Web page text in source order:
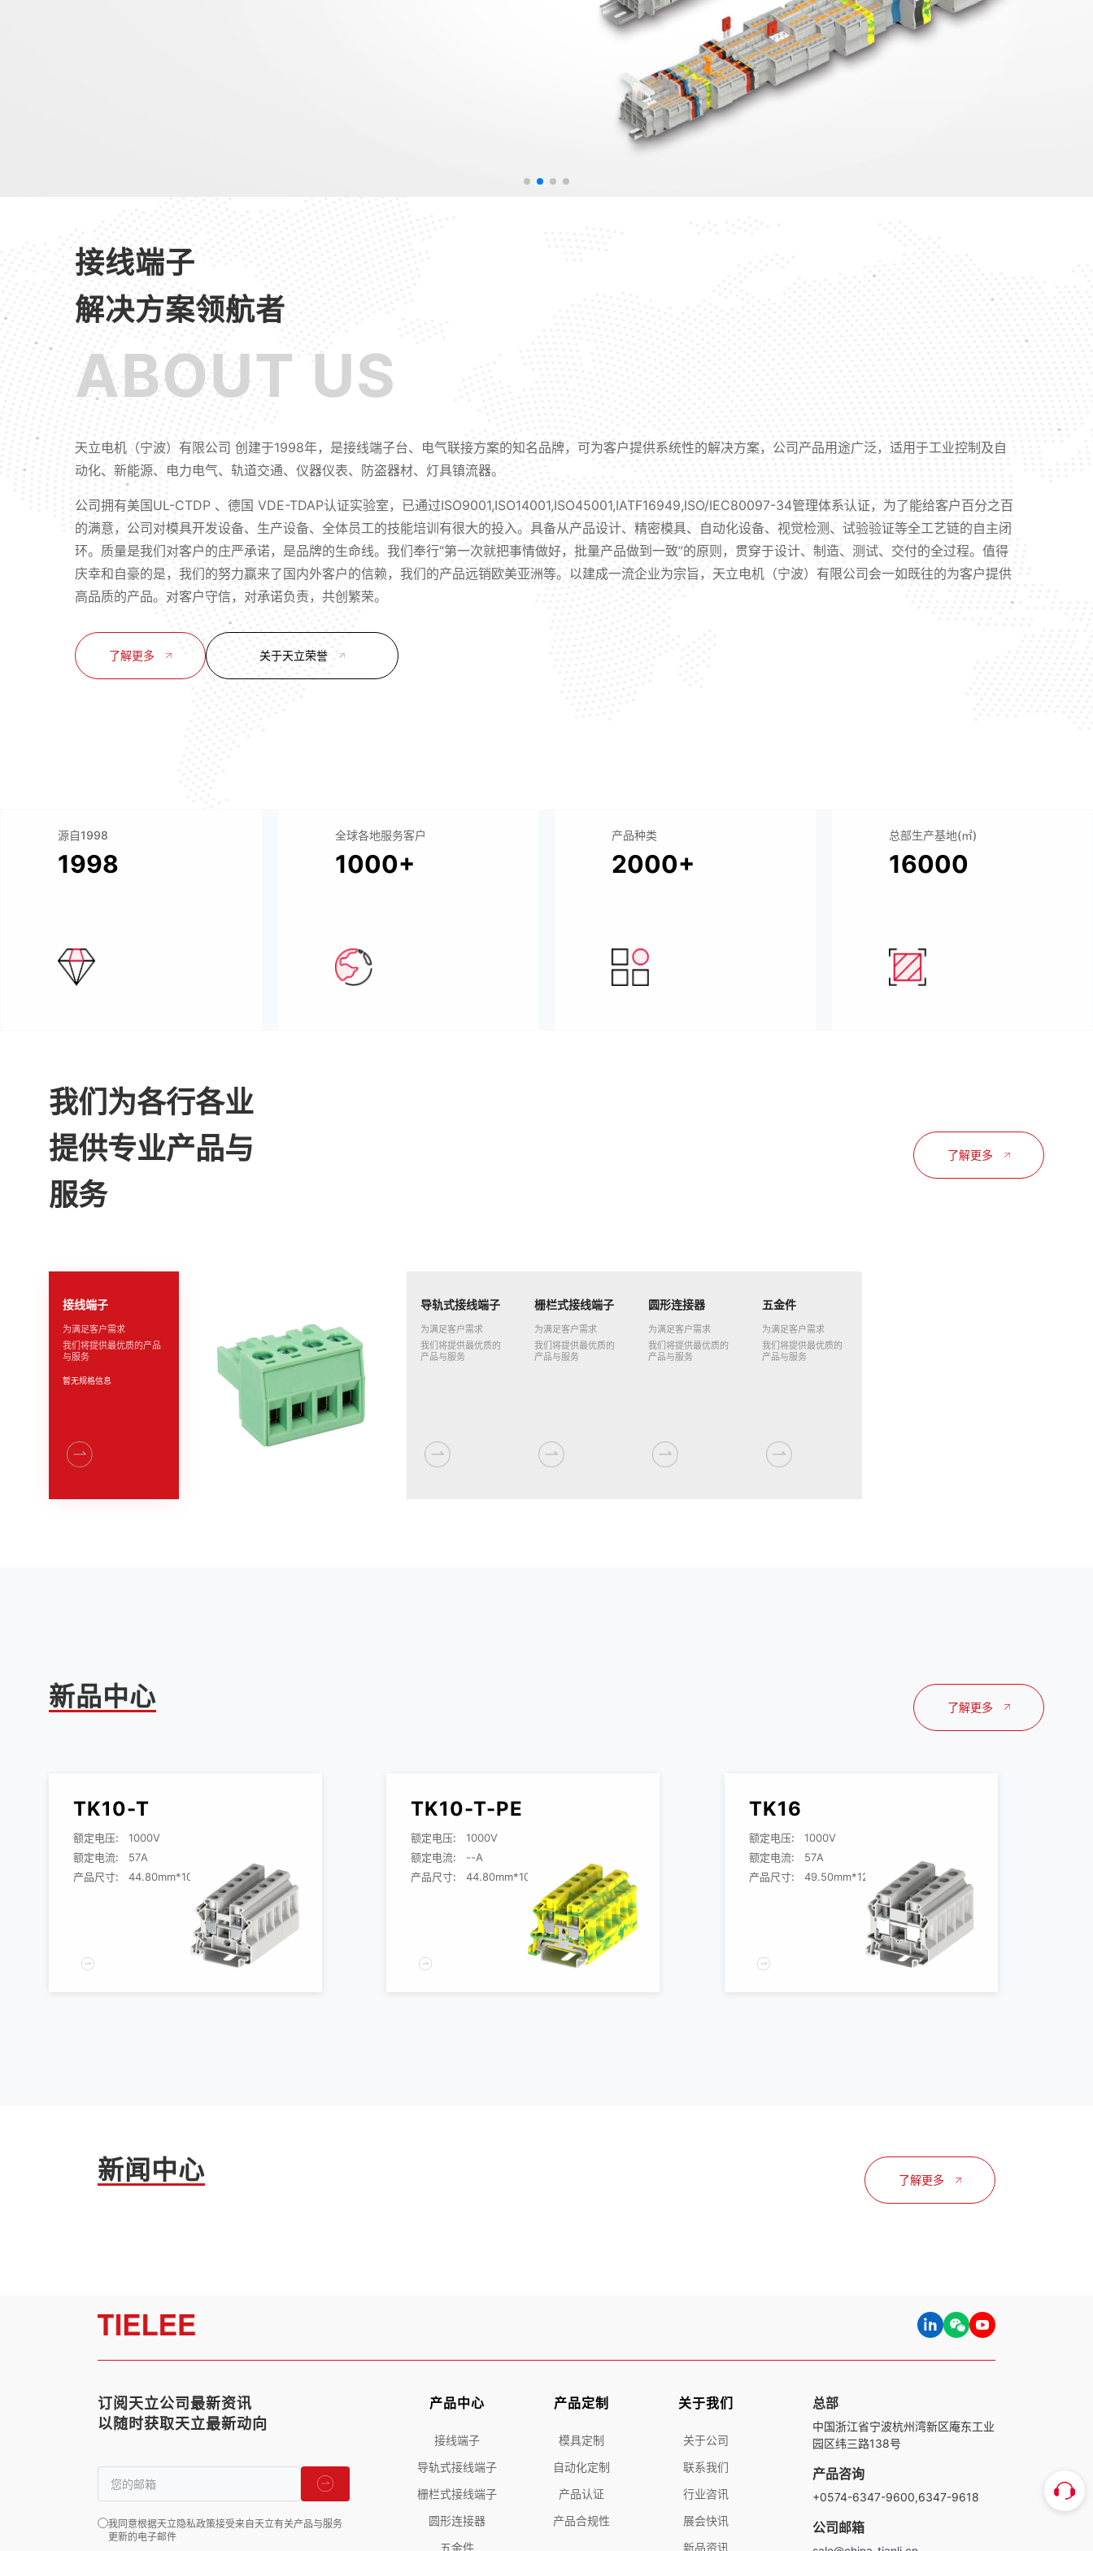
接线端子
解决方案领航者
ABOUT US
天立电机（宁波）有限公司 创建于1998年，是接线端子台、电气联接方案的知名品牌，可为客户提供系统性的解决方案，公司产品用途广泛，适用于工业控制及自
动化、新能源、电力电气、轨道交通、仪器仪表、防盗器材、灯具镇流器。
公司拥有美国UL-CTDP 、德国 VDE-TDAP认证实验室，已通过ISO9001,ISO14001,ISO45001,IATF16949,ISO/IEC80097-34管理体系认证，为了能给客户百分之百
的满意，公司对模具开发设备、生产设备、全体员工的技能培训有很大的投入。具备从产品设计、精密模具、自动化设备、视觉检测、试验验证等全工艺链的自主闭
环。质量是我们对客户的庄严承诺，是品牌的生命线。我们奉行“第一次就把事情做好，批量产品做到一致”的原则，贯穿于设计、制造、测试、交付的全过程。值得
庆幸和自豪的是，我们的努力赢来了国内外客户的信赖，我们的产品远销欧美亚洲等。以建成一流企业为宗旨，天立电机（宁波）有限公司会一如既往的为客户提供
高品质的产品。对客户守信，对承诺负责，共创繁荣。
了解更多 关于天立荣誉
源自1998
1998
全球各地服务客户
1000+
产品种类
2000+
总部生产基地(㎡)
16000
我们为各行各业
提供专业产品与
服务
了解更多
接线端子
为满足客户需求
我们将提供最优质的产品
与服务
暂无规格信息
导轨式接线端子
为满足客户需求
我们将提供最优质的
产品与服务
栅栏式接线端子
为满足客户需求
我们将提供最优质的
产品与服务
圆形连接器
为满足客户需求
我们将提供最优质的
产品与服务
五金件
为满足客户需求
我们将提供最优质的
产品与服务
新品中心 了解更多
TK10-T
额定电压:
1000V
额定电流:
57A
产品尺寸:
44.80mm*10.20mm*43.00mm
TK10-T-PE
额定电压:
1000V
额定电流:
--A
产品尺寸:
44.80mm*10.20mm*43.00mm
TK16
额定电压:
1000V
额定电流:
57A
产品尺寸:
49.50mm*12.20mm*49.30mm
新闻中心 了解更多
订阅天立公司最新资讯
以随时获取天立最新动向
我同意根据天立隐私政策接受来自天立有关产品与服务
更新的电子邮件
产品中心
接线端子
导轨式接线端子
栅栏式接线端子
圆形连接器
五金件
产品定制
模具定制
自动化定制
产品认证
产品合规性
关于我们
关于公司
联系我们
行业咨讯
展会快讯
新品资讯
总部
中国浙江省宁波杭州湾新区庵东工业
园区纬三路138号
产品咨询
+0574-6347-9600,6347-9618
公司邮箱